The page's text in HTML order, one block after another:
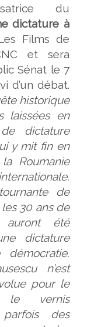
du
dictature à
Films de
et sera
Sénat le 7
d’un débat.
historique
laissées en
dictature
y mit fin en
Roumanie
de
30 ans de
auront été
dictature
n’est
pour le
le vernis
parfois des